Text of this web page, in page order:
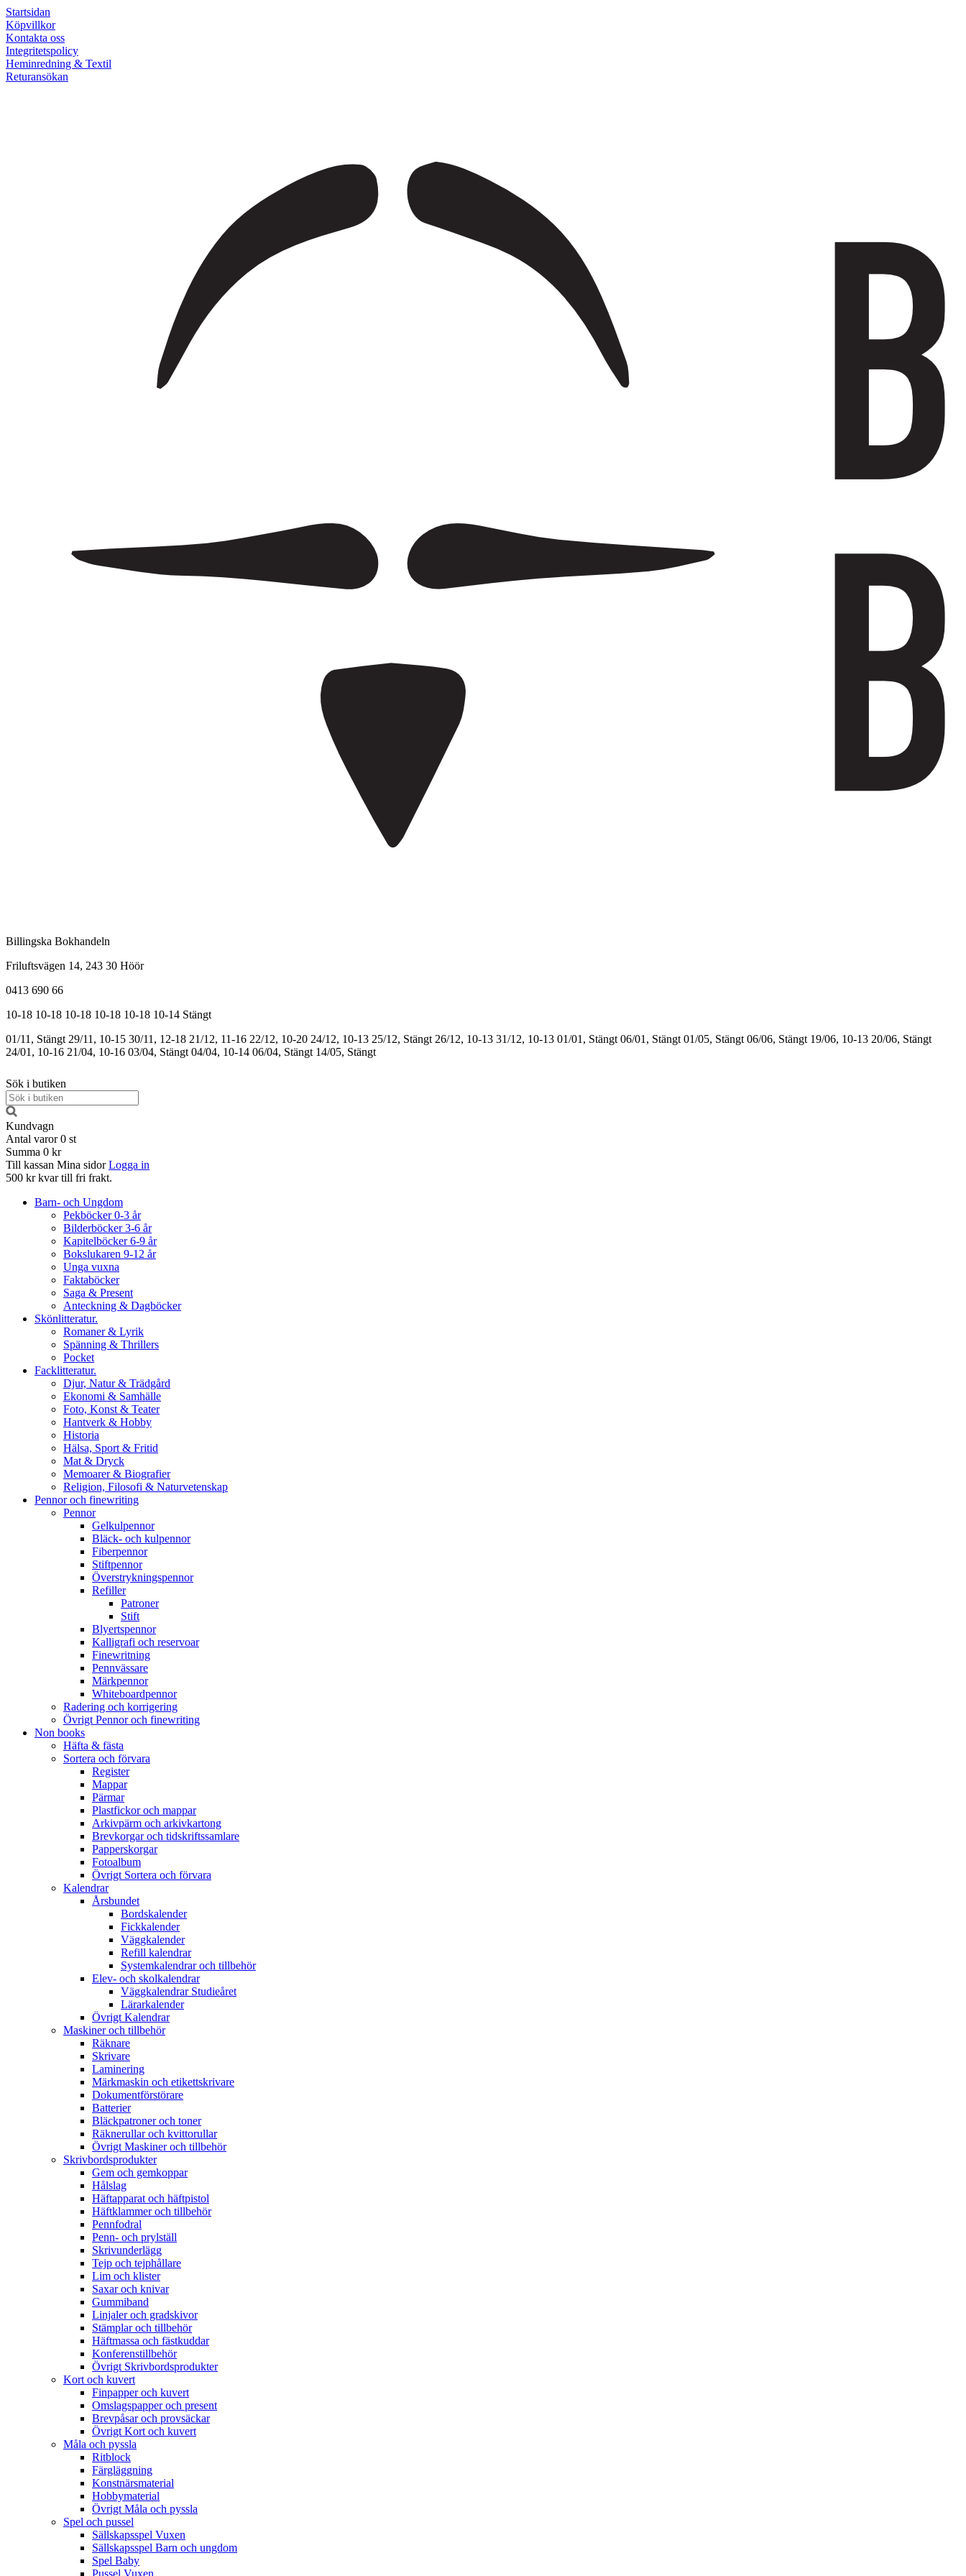
Startsidan
Köpvillkor
Kontakta oss
Integritetspolicy
Heminredning & Textil
Returansökan
Billingska Bokhandeln
Friluftsvägen 14, 243 30 Höör
0413 690 66
10-18 10-18 10-18 10-18 10-18 10-14 Stängt
01/11, Stängt 29/11, 10-15 30/11, 12-18 21/12, 11-16 22/12, 10-20 24/12, 10-13 25/12, Stängt 26/12, 10-13 31/12, 10-13 01/01, Stängt 06/01, Stängt 01/05, Stängt 06/06, Stängt 19/06, 10-13 20/06, Stängt
24/01, 10-16 21/04, 10-16 03/04, Stängt 04/04, 10-14 06/04, Stängt 14/05, Stängt
Sök i butiken
Kundvagn
Antal varor 0 st
Summa 0 kr
Till kassan Mina sidor Logga in
500 kr kvar till fri frakt.
Barn- och Ungdom
Pekböcker 0-3 år
Bilderböcker 3-6 år
Kapitelböcker 6-9 år
Bokslukaren 9-12 år
Unga vuxna
Faktaböcker
Saga & Present
Anteckning & Dagböcker
Skönlitteratur.
Romaner & Lyrik
Spänning & Thrillers
Pocket
Facklitteratur.
Djur, Natur & Trädgård
Ekonomi & Samhälle
Foto, Konst & Teater
Hantverk & Hobby
Historia
Hälsa, Sport & Fritid
Mat & Dryck
Memoarer & Biografier
Religion, Filosofi & Naturvetenskap
Pennor och finewriting
Pennor
Gelkulpennor
Bläck- och kulpennor
Fiberpennor
Stiftpennor
Överstrykningspennor
Refiller
Patroner
Stift
Blyertspennor
Kalligrafi och reservoar
Finewritning
Pennvässare
Märkpennor
Whiteboardpennor
Radering och korrigering
Övrigt Pennor och finewriting
Non books
Häfta & fästa
Sortera och förvara
Register
Mappar
Pärmar
Plastfickor och mappar
Arkivpärm och arkivkartong
Brevkorgar och tidskriftssamlare
Papperskorgar
Fotoalbum
Övrigt Sortera och förvara
Kalendrar
Årsbundet
Bordskalender
Fickkalender
Väggkalender
Refill kalendrar
Systemkalendrar och tillbehör
Elev- och skolkalendrar
Väggkalendrar Studieåret
Lärarkalender
Övrigt Kalendrar
Maskiner och tillbehör
Räknare
Skrivare
Laminering
Märkmaskin och etikettskrivare
Dokumentförstörare
Batterier
Bläckpatroner och toner
Räknerullar och kvittorullar
Övrigt Maskiner och tillbehör
Skrivbordsprodukter
Gem och gemkoppar
Hålslag
Häftapparat och häftpistol
Häftklammer och tillbehör
Pennfodral
Penn- och prylställ
Skrivunderlägg
Tejp och tejphållare
Lim och klister
Saxar och knivar
Gummiband
Linjaler och gradskivor
Stämplar och tillbehör
Häftmassa och fästkuddar
Konferenstillbehör
Övrigt Skrivbordsprodukter
Kort och kuvert
Finpapper och kuvert
Omslagspapper och present
Brevpåsar och provsäckar
Övrigt Kort och kuvert
Måla och pyssla
Ritblock
Färgläggning
Konstnärsmaterial
Hobbymaterial
Övrigt Måla och pyssla
Spel och pussel
Sällskapsspel Vuxen
Sällskapsspel Barn och ungdom
Spel Baby
Pussel Vuxen